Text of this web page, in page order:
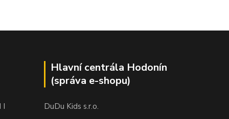
I
Hlavní centrála Hodonín
(správa e-shopu)
DuDu Kids s.r.o.